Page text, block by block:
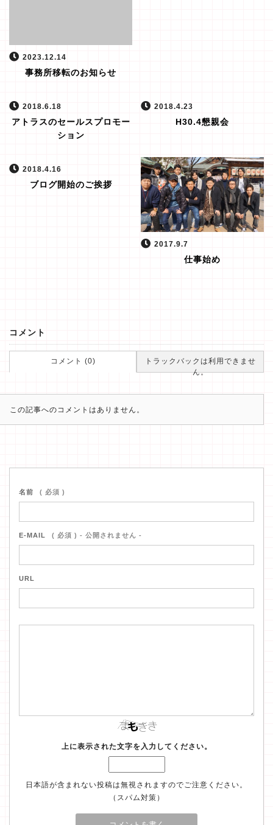
2023.12.14
事務所移転のお知らせ
2018.6.18
アトラスのセールスプロモー
ション
2018.4.23
H30.4懇親会
2018.4.16
ブログ開始のご挨拶
2017.9.7
仕事始め
コメント
コメント (0)
トラックバックは利用できませ
ん。
この記事へのコメントはありません。
名前 ( 必須 )
E-MAIL ( 必須 ) - 公開されません -
URL
上に表示された文字を入力してください。
日本語が含まれない投稿は無視されますのでご注意ください。
（スパム対策）